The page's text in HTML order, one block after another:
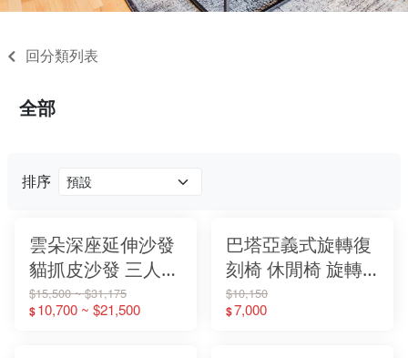
回分類列表
排序
雲朵深座延伸沙發
貓抓皮沙發 三人座
沙發 兩人沙發 單
人沙發
$15,500 ~ $31,175
$10,700 ~ $21,500
巴塔亞義式旋轉復
刻椅 休閒椅 旋轉
休閒椅 復刻椅
【大象傢俱】
$10,150
$7,000
全部